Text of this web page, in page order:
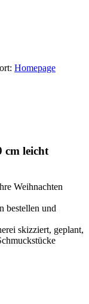
Homepage
cm leicht
Weihnachten
bestellen und
skizziert, geplant,